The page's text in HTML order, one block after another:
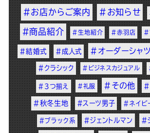
#お店からご案内 #お知らせ
#商品紹介 #生地紹介 #赤羽店 #
#結婚式 #成人式 #オーダーシャツ
#クラシック #ビジネスカジュアル
#3つ揃え #礼服 #その他 #
#秋冬生地 #スーツ男子 #ネイビ
#ブラック系 #ジェントルマン #